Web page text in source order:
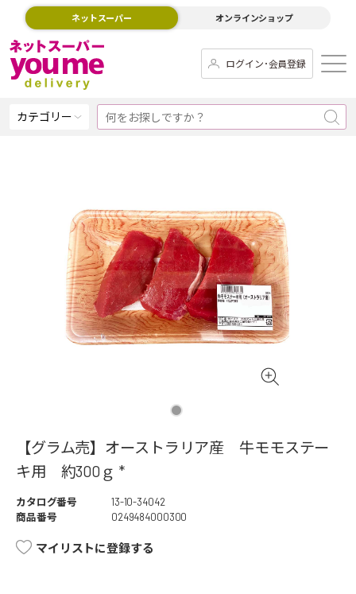
ネットスーパー オンラインショップ
ログイン･会員登録
カテゴリー
【グラム売】オーストラリア産 牛モモステー
キ用 約300ｇ *
カタログ番号
13-10-34042
商品番号
0249484000300
マイリストに登録する